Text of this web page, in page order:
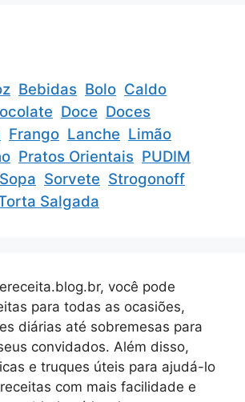
Bebidas Bolo Caldo
Doce Doces
Frango Lanche Limão
Pratos Orientais PUDIM
Sopa Sorvete Strogonoff
Salgada
você pode
para todas as ocasiões,
diárias até sobremesas para
convidados. Além disso,
e truques úteis para ajudá-lo
com mais facilidade e